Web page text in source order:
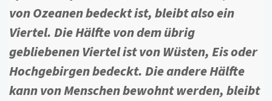
von Ozeanen bedeckt ist, bleibt also ein
Viertel. Die Hälfte von dem übrig
gebliebenen Viertel ist von Wüsten, Eis oder
Hochgebirgen bedeckt. Die andere Hälfte
kann von Menschen bewohnt werden, bleibt